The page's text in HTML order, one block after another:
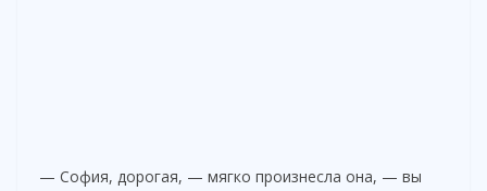
— София, дорогая, — мягко произнесла она, — вы